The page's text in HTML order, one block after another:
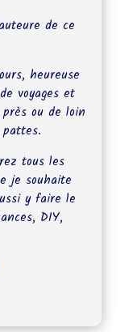
de ce
heureuse
voyages et
ou de loin
tous les
je souhaite
y faire le
DIY,